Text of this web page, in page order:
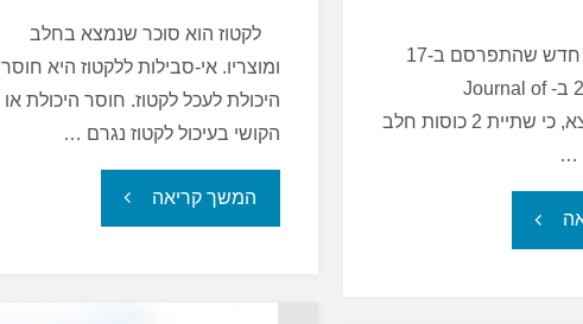
מחקר קנדי חדש שהתפרסם ב-17
בדצמבר 2012 ב- Journal of
Pediatrics מצא, כי שתיית 2 כוסות חלב
…
לקטוז הוא סוכר שנמצא בחלב
ומוצריו. אי-סבילות ללקטוז היא חוסר
היכולת לעכל לקטוז. חוסר היכולת או
הקושי בעיכול לקטוז נגרם …
המשך קריאה"צליאק